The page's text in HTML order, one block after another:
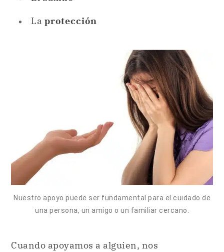
La protección
Nuestro apoyo puede ser fundamental para el cuidado de
una persona, un amigo o un familiar cercano.
Cuando apoyamos a alguien, nos